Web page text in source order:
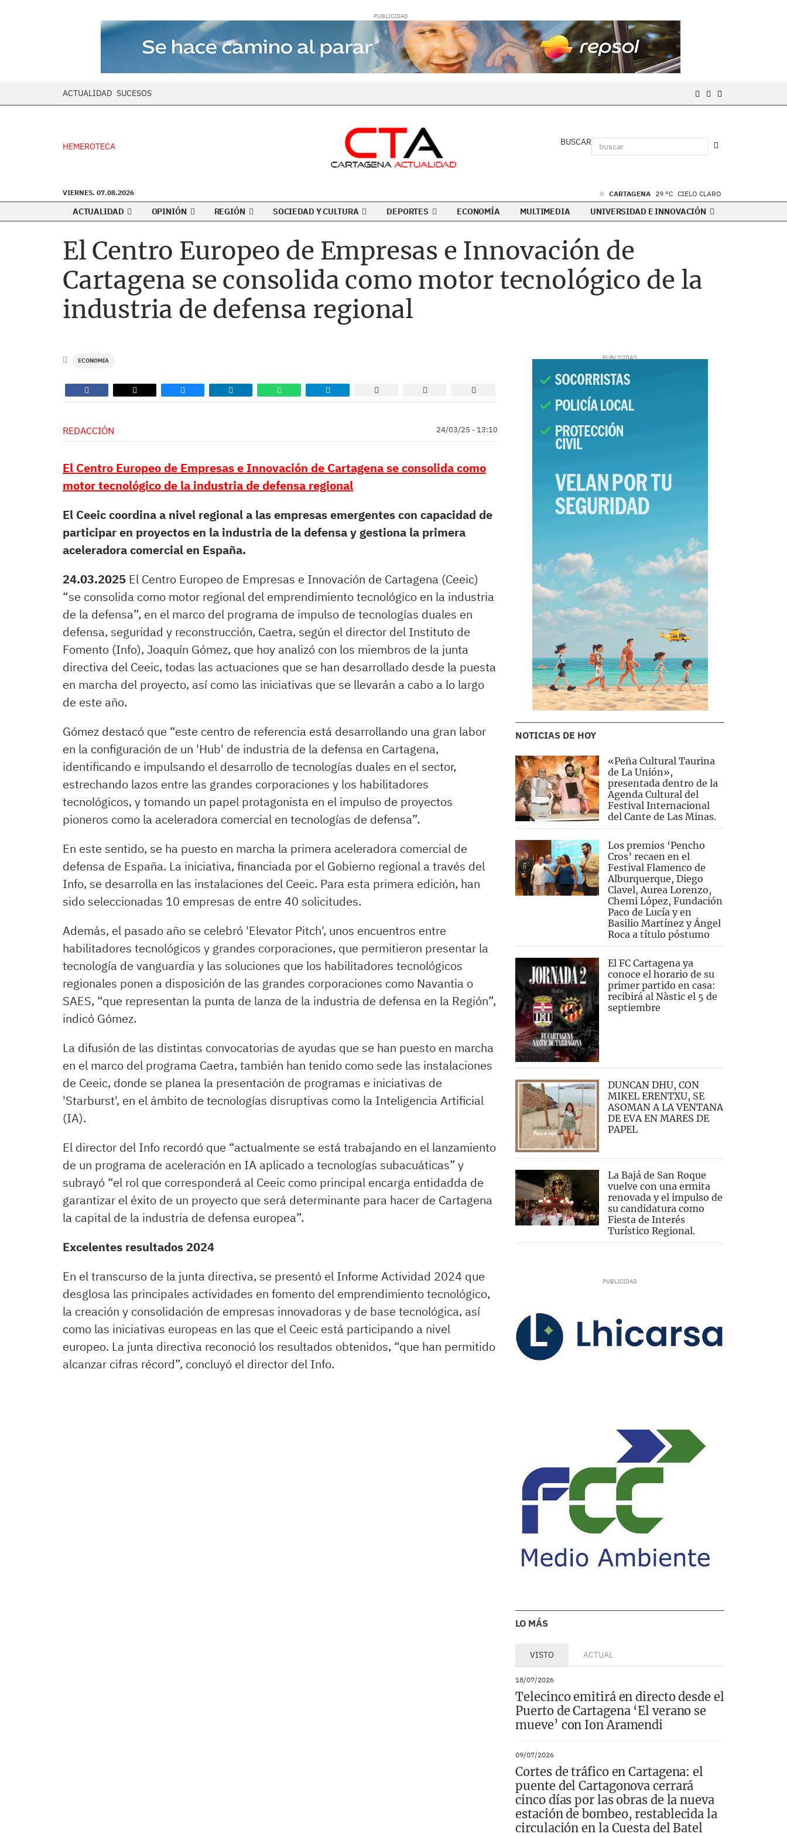
ACTUALIDAD SUCESOS
HEMEROTECA BUSCAR
VIERNES. 07.08.2026 CARTAGENA 29 °C CIELO CLARO
ACTUALIDAD OPINIÓN REGIÓN SOCIEDAD Y CULTURA DEPORTES ECONOMÍA MULTIMEDIA UNIVERSIDAD E INNOVACIÓN
El Centro Europeo de Empresas e Innovación de
Cartagena se consolida como motor tecnológico de la
industria de defensa regional
ECONOMIA
REDACCIÓN 24/03/25 - 13:10
El Centro Europeo de Empresas e Innovación de Cartagena se consolida como
motor tecnológico de la industria de defensa regional
El Ceeic coordina a nivel regional a las empresas emergentes con capacidad de
participar en proyectos en la industria de la defensa y gestiona la primera
aceleradora comercial en España.
24.03.2025 El Centro Europeo de Empresas e Innovación de Cartagena (Ceeic)
“se consolida como motor regional del emprendimiento tecnológico en la industria
de la defensa”, en el marco del programa de impulso de tecnologías duales en
defensa, seguridad y reconstrucción, Caetra, según el director del Instituto de
Fomento (Info), Joaquín Gómez, que hoy analizó con los miembros de la junta
directiva del Ceeic, todas las actuaciones que se han desarrollado desde la puesta
en marcha del proyecto, así como las iniciativas que se llevarán a cabo a lo largo
de este año.
Gómez destacó que “este centro de referencia está desarrollando una gran labor
en la configuración de un 'Hub' de industria de la defensa en Cartagena,
identificando e impulsando el desarrollo de tecnologías duales en el sector,
estrechando lazos entre las grandes corporaciones y los habilitadores
tecnológicos, y tomando un papel protagonista en el impulso de proyectos
pioneros como la aceleradora comercial en tecnologías de defensa”.
En este sentido, se ha puesto en marcha la primera aceleradora comercial de
defensa de España. La iniciativa, financiada por el Gobierno regional a través del
Info, se desarrolla en las instalaciones del Ceeic. Para esta primera edición, han
sido seleccionadas 10 empresas de entre 40 solicitudes.
Además, el pasado año se celebró 'Elevator Pitch', unos encuentros entre
habilitadores tecnológicos y grandes corporaciones, que permitieron presentar la
tecnología de vanguardia y las soluciones que los habilitadores tecnológicos
regionales ponen a disposición de las grandes corporaciones como Navantia o
SAES, “que representan la punta de lanza de la industria de defensa en la Región”,
indicó Gómez.
La difusión de las distintas convocatorias de ayudas que se han puesto en marcha
en el marco del programa Caetra, también han tenido como sede las instalaciones
de Ceeic, donde se planea la presentación de programas e iniciativas de
'Starburst', en el ámbito de tecnologías disruptivas como la Inteligencia Artificial
(IA).
El director del Info recordó que “actualmente se está trabajando en el lanzamiento
de un programa de aceleración en IA aplicado a tecnologías subacuáticas” y
subrayó “el rol que corresponderá al Ceeic como principal encarga entidadda de
garantizar el éxito de un proyecto que será determinante para hacer de Cartagena
la capital de la industria de defensa europea”.
Excelentes resultados 2024
En el transcurso de la junta directiva, se presentó el Informe Actividad 2024 que
desglosa las principales actividades en fomento del emprendimiento tecnológico,
la creación y consolidación de empresas innovadoras y de base tecnológica, así
como las iniciativas europeas en las que el Ceeic está participando a nivel
europeo. La junta directiva reconoció los resultados obtenidos, “que han permitido
alcanzar cifras récord”, concluyó el director del Info.
NOTICIAS DE HOY
«Peña Cultural Taurina
de La Unión»,
presentada dentro de la
Agenda Cultural del
Festival Internacional
del Cante de Las Minas.
Los premios ‘Pencho
Cros’ recaen en el
Festival Flamenco de
Alburquerque, Diego
Clavel, Aurea Lorenzo,
Chemi López, Fundación
Paco de Lucía y en
Basilio Martínez y Ángel
Roca a título póstumo
El FC Cartagena ya
conoce el horario de su
primer partido en casa:
recibirá al Nàstic el 5 de
septiembre
DUNCAN DHU, CON
MIKEL ERENTXU, SE
ASOMAN A LA VENTANA
DE EVA EN MARES DE
PAPEL
La Bajá de San Roque
vuelve con una ermita
renovada y el impulso de
su candidatura como
Fiesta de Interés
Turístico Regional.
LO MÁS
VISTO ACTUAL
18/07/2026
Telecinco emitirá en directo desde el
Puerto de Cartagena ‘El verano se
mueve’ con Ion Aramendi
09/07/2026
Cortes de tráfico en Cartagena: el
puente del Cartagonova cerrará
cinco días por las obras de la nueva
estación de bombeo, restablecida la
circulación en la Cuesta del Batel